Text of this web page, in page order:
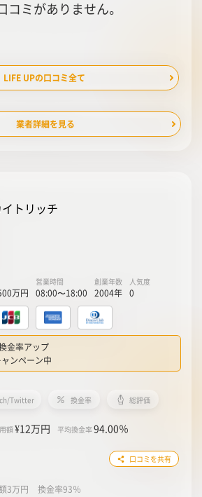
コミがありません。
LIFE UPの口コミ全て
業者詳細を見る
イトリッチ
万円
営業時間
08:00〜18:00
創業年数
2004年
人気度
0
金率アップ
ンペーン中
Twitter 換金率 総評価
額 ¥12万円 平均換金率94.00％
口コミを共有
3万円 換金率93％